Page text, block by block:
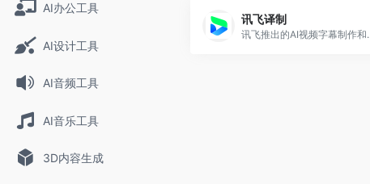
AI办公工具
AI设计工具
AI音频工具
AI音乐工具
3D内容生成
讯飞译制
讯飞推出的AI视